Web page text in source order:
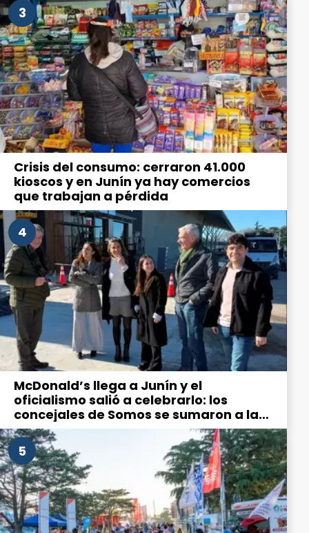
3
Crisis del consumo: cerraron 41.000
kioscos y en Junín ya hay comercios
que trabajan a pérdida
4
McDonald’s llega a Junín y el
oficialismo salió a celebrarlo: los
concejales de Somos se sumaron a la
“emoción” por la hamburguesería
5